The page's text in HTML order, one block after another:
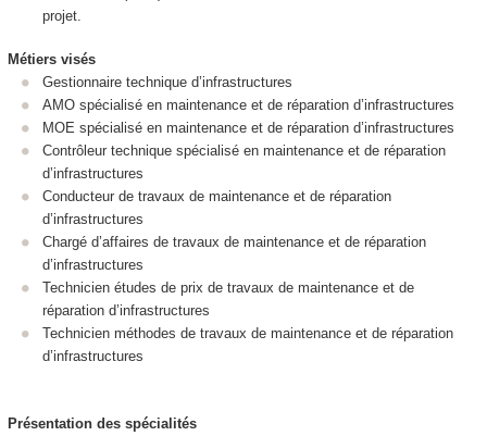
projet.
Métiers visés
Gestionnaire technique d’infrastructures
AMO spécialisé en maintenance et de réparation d’infrastructures
MOE spécialisé en maintenance et de réparation d’infrastructures
Contrôleur technique spécialisé en maintenance et de réparation
d’infrastructures
Conducteur de travaux de maintenance et de réparation
d’infrastructures
Chargé d’affaires de travaux de maintenance et de réparation
d’infrastructures
Technicien études de prix de travaux de maintenance et de
réparation d’infrastructures
Technicien méthodes de travaux de maintenance et de réparation
d’infrastructures
Présentation des spécialités